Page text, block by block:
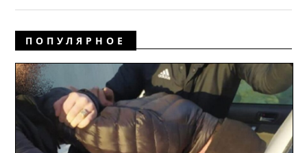
ПОПУЛЯРНОЕ